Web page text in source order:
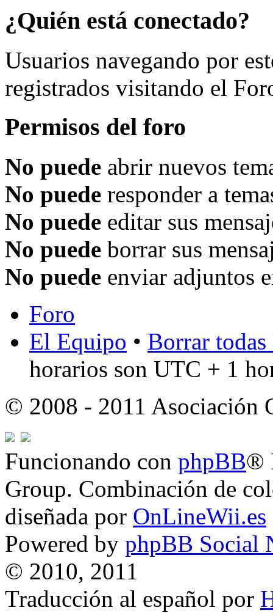
¿Quién está conectado?
Usuarios navegando por
registrados visitando el
Permisos del foro
No puede abrir nuevos
No puede responder a
No puede editar sus
No puede borrar sus
No puede enviar adjuntos
Foro
El Equipo • Borrar
horarios son UTC + 1
© 2008 - 2011 Asociación
Funcionando con phpBB®
Group. Combinación de
diseñada por OnLineWii.es
Powered by phpBB Social
© 2010, 2011
Traducción al español por